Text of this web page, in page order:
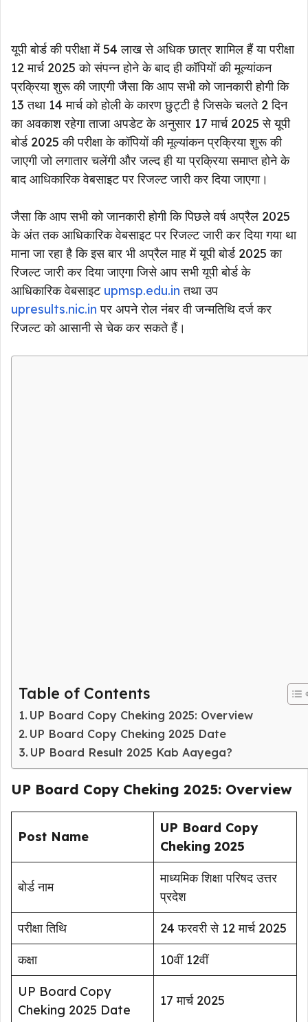
यूपी बोर्ड की परीक्षा में 54 लाख से अधिक छात्र शामिल हैं या परीक्षा
12 मार्च 2025 को संपन्न होने के बाद ही कॉपियों की मूल्यांकन
प्रक्रिया शुरू की जाएगी जैसा कि आप सभी को जानकारी होगी कि
13 तथा 14 मार्च को होली के कारण छुट्टी है जिसके चलते 2 दिन
का अवकाश रहेगा ताजा अपडेट के अनुसार 17 मार्च 2025 से यूपी
बोर्ड 2025 की परीक्षा के कॉपियों की मूल्यांकन प्रक्रिया शुरू की
जाएगी जो लगातार चलेंगी और जल्द ही या प्रक्रिया समाप्त होने के
बाद आधिकारिक वेबसाइट पर रिजल्ट जारी कर दिया जाएगा।
जैसा कि आप सभी को जानकारी होगी कि पिछले वर्ष अप्रैल 2025
के अंत तक आधिकारिक वेबसाइट पर रिजल्ट जारी कर दिया गया था
माना जा रहा है कि इस बार भी अप्रैल माह में यूपी बोर्ड 2025 का
रिजल्ट जारी कर दिया जाएगा जिसे आप सभी यूपी बोर्ड के
आधिकारिक वेबसाइट upmsp.edu.in तथा उप
upresults.nic.in पर अपने रोल नंबर वी जन्मतिथि दर्ज कर
रिजल्ट को आसानी से चेक कर सकते हैं।
Table of Contents
UP Board Copy Cheking 2025: Overview
UP Board Copy Cheking 2025 Date
UP Board Result 2025 Kab Aayega?
UP Board Copy Cheking 2025: Overview
Post Name
UP Board Copy
Cheking 2025
बोर्ड नाम
माध्यमिक शिक्षा परिषद उत्तर
प्रदेश
परीक्षा तिथि
24 फरवरी से 12 मार्च 2025
कक्षा
10वीं 12वीं
UP Board Copy
Cheking 2025 Date
17 मार्च 2025